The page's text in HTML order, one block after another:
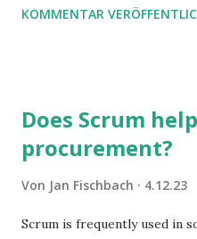
KOMMENTAR
Does Scrum
procurement?
Von Jan Fischbach 4.12.23
Scrum is frequently used in